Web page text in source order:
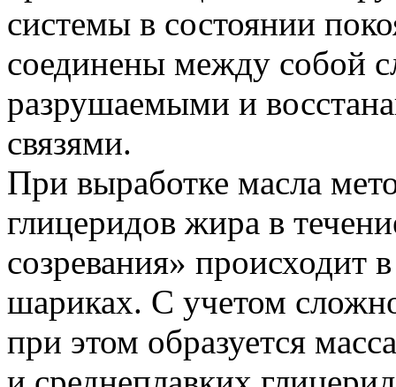
системы в состоянии
соединены между собой
разрушаемыми и
связями.
При выработке масла
глицеридов жира в
созревания»
шариках. С учетом
при этом образуется